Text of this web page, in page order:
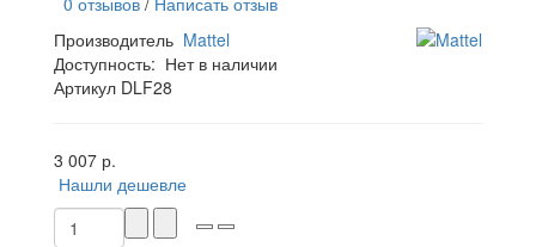
Производитель Mattel
Доступность: Нет в наличии
Артикул DLF28
3 007 р.
Нашли дешевле